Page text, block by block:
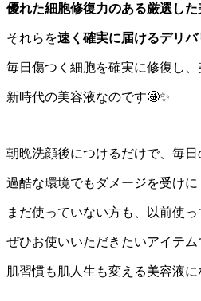
優れた細胞修復力のある厳選した
それらを速く確実に届けるデリ
毎日傷つく細胞を確実に修復し
新時代の美容液なのです🤩✨
朝晩洗顔後につけるだけで、毎日
過酷な環境でもダメージを受けに
まだ使っていない方も、以前使っ
ぜひお使いいただきたいアイテム
肌習慣も肌人生も変える美容液に